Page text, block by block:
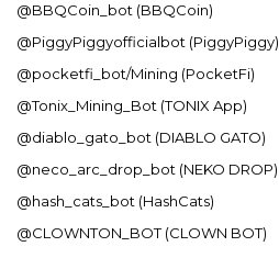
@BBQCoin_bot (BBQCoin)
@PiggyPiggyofficialbot (PiggyPiggy)
@pocketfi_bot/Mining (PocketFi)
@Tonix_Mining_Bot (TONIX App)
@diablo_gato_bot (DIABLO GATO)
@neco_arc_drop_bot (NEKO DROP)
@hash_cats_bot (HashCats)
@CLOWNTON_BOT (CLOWN BOT)